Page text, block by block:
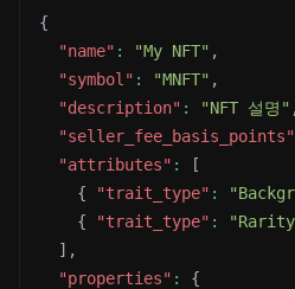
{
"name" : "My NFT" ,
"symbol" : "MNFT" ,
"description" : "NFT 설명"
"seller_fee_basis_points"
"attributes" :
[
{
"trait_type" :
{
"trait_type" :
] ,
"properties" :
{